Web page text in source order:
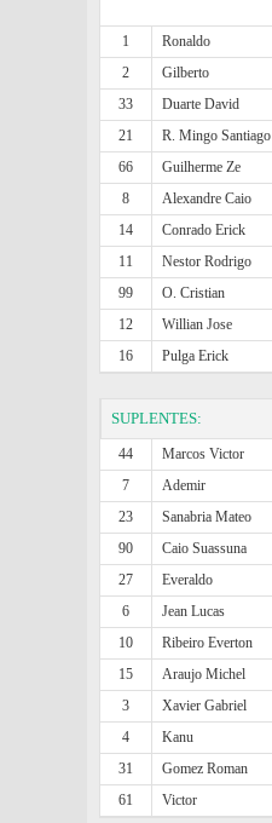
1
Ronaldo
2
Gilberto
33
Duarte David
21
R. Mingo Santiago
66
Guilherme Ze
8
Alexandre Caio
14
Conrado Erick
11
Nestor Rodrigo
99
O. Cristian
12
Willian Jose
16
Pulga Erick
SUPLENTES:
44 Marcos Victor
7
Ademir
23
Sanabria Mateo
90
Caio Suassuna
27
Everaldo
6
Jean Lucas
10
Ribeiro Everton
15
Araujo Michel
3
Xavier Gabriel
4
Kanu
31
Gomez Roman
61
Victor